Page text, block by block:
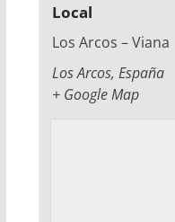
Local
Los Arcos – Viana
Los Arcos, España
+ Google Map